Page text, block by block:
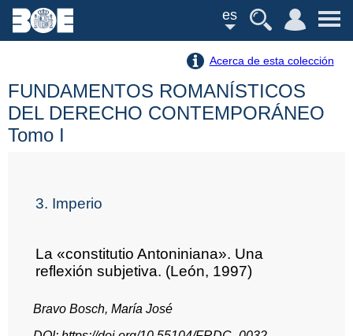
es
Acerca de esta colección
FUNDAMENTOS ROMANÍSTICOS
DEL DERECHO CONTEMPORÁNEO
Tomo I
3. Imperio
La «constitutio Antoniniana». Una
reflexión subjetiva. (León, 1997)
Bravo Bosch, María José